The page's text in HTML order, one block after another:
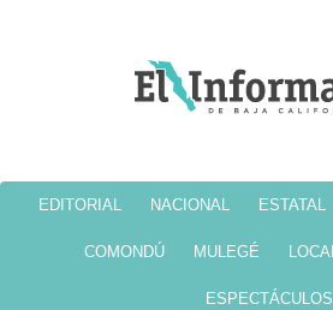
EDITORIAL NACIONAL ESTATAL
COMONDÚ MULEGÉ LOCAL
ESPECTÁCULOS